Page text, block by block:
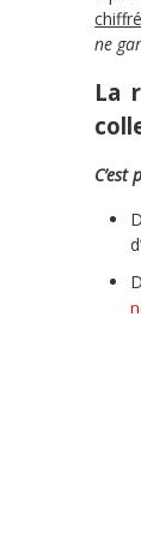
ne
La